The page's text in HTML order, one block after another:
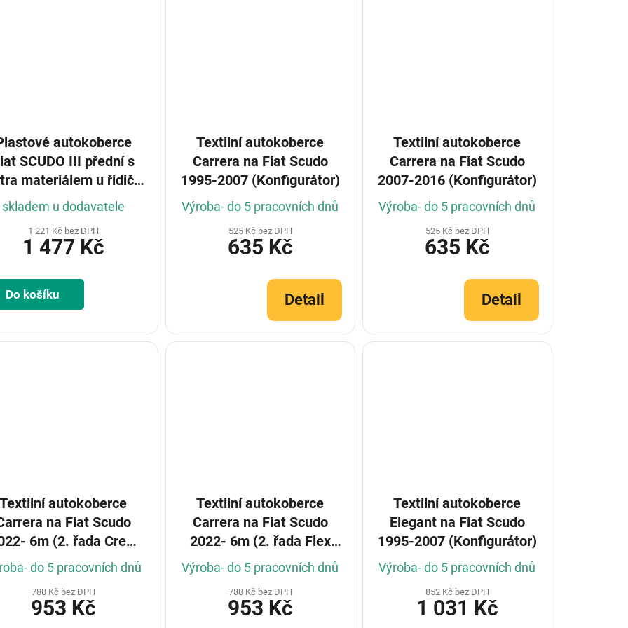
autokoberce
SCUDO III přední s
materiálem u řidiče
2022-
skladem u dodavatele
1 221 Kč bez DPH
1 477 Kč
Do košíku
Textilní autokoberce
Carrera na Fiat Scudo
1995-2007 (Konfigurátor)
Výroba- do 5 pracovních dnů
525 Kč bez DPH
635 Kč
Detail
Textilní autokoberce
Carrera na Fiat Scudo
2007-2016 (Konfigurátor)
Výroba- do 5 pracovních dnů
525 Kč bez DPH
635 Kč
Detail
Textilní autokoberce
na Fiat Scudo
6m (2. řada Crew
cab) (Konfigurátor)
do 5 pracovních dnů
788 Kč bez DPH
953 Kč
Textilní autokoberce
Carrera na Fiat Scudo
2022- 6m (2. řada Flex
crew cab) (Konfigurátor)
Výroba- do 5 pracovních dnů
788 Kč bez DPH
953 Kč
Textilní autokoberce
Elegant na Fiat Scudo
1995-2007 (Konfigurátor)
Výroba- do 5 pracovních dnů
852 Kč bez DPH
1 031 Kč